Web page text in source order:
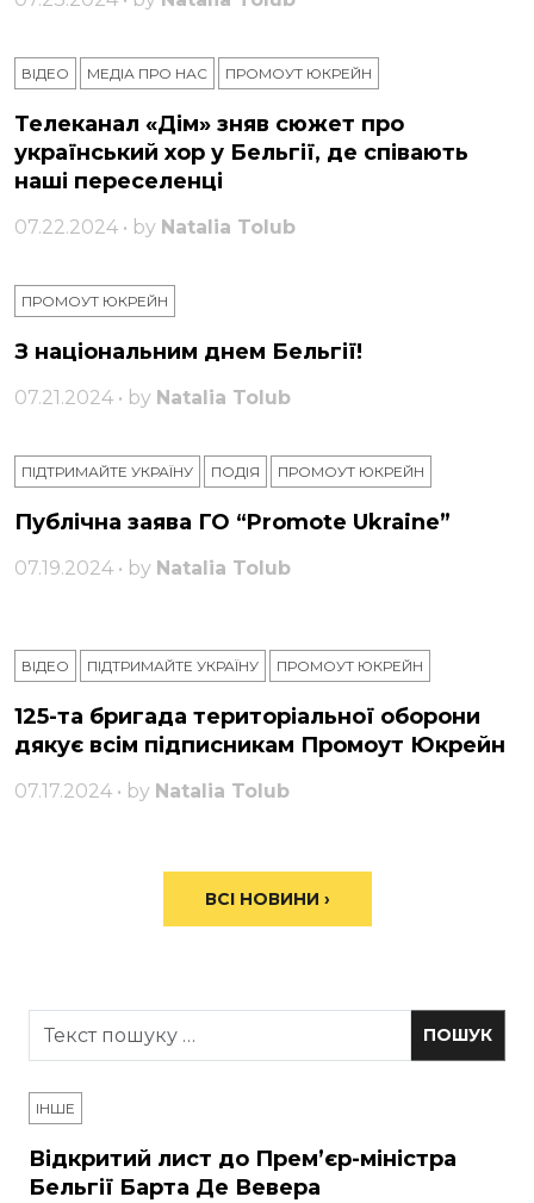
ВІДЕО МЕДІА ПРО НАС ПРОМОУТ ЮКРЕЙН
Телеканал «Дім» зняв сюжет про
український хор у Бельгії, де співають
наші переселенці
07.22.2024 • by Natalia Tolub
ПРОМОУТ ЮКРЕЙН
З національним днем ​​Бельгії!
07.21.2024 • by Natalia Tolub
ПІДТРИМАЙТЕ УКРАЇНУ ПОДІЯ ПРОМОУТ ЮКРЕЙН
Публічна заява ГО “Promote Ukraine”
07.19.2024 • by Natalia Tolub
ВІДЕО ПІДТРИМАЙТЕ УКРАЇНУ ПРОМОУТ ЮКРЕЙН
125-та бригада територіальної оборони
дякує всім підписникам Промоут Юкрейн
07.17.2024 • by Natalia Tolub
ВСІ НОВИНИ ›
ІНШЕ
Відкритий лист до Прем’єр-міністра
Бельгії Барта Де Вевера